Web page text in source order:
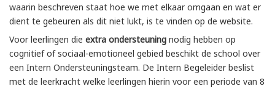
waarin beschreven staat hoe we met elkaar omgaan en wat er
dient te gebeuren als dit niet lukt, is te vinden op de website.
Voor leerlingen die extra ondersteuning nodig hebben op
cognitief of sociaal-emotioneel gebied beschikt de school over
een Intern Ondersteuningsteam. De Intern Begeleider beslist
met de leerkracht welke leerlingen hierin voor een periode van 8